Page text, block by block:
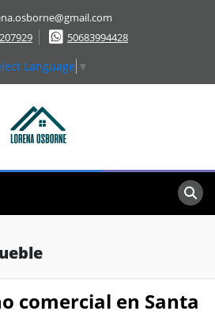
50683994428
Language ▼
comercial en Santa